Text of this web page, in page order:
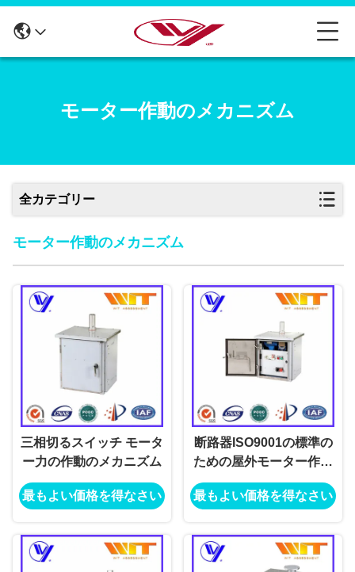
モーター作動のメカニズム
全カテゴリー
モーター作動のメカニズム
三相切るスイッチ モータ
ー力の作動のメカニズム
最もよい価格を得なさい
断路器ISO9001の標準の
ための屋外モーター作動
のメカニズム箱
最もよい価格を得なさい